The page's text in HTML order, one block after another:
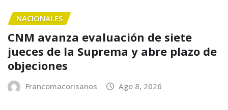
NACIONALES
CNM avanza evaluación de siete
jueces de la Suprema y abre plazo de
objeciones
Francomacorisanos Ago 8, 2026